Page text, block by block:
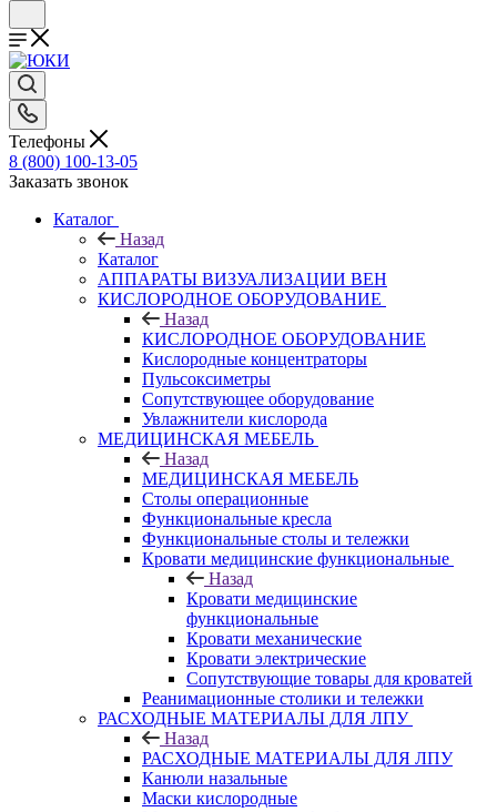
Телефоны
8 (800) 100-13-05
Заказать звонок
Каталог
Назад
Каталог
АППАРАТЫ ВИЗУАЛИЗАЦИИ ВЕН
КИСЛОРОДНОЕ ОБОРУДОВАНИЕ
Назад
КИСЛОРОДНОЕ ОБОРУДОВАНИЕ
Кислородные концентраторы
Пульсоксиметры
Сопутствующее оборудование
Увлажнители кислорода
МЕДИЦИНСКАЯ МЕБЕЛЬ
Назад
МЕДИЦИНСКАЯ МЕБЕЛЬ
Столы операционные
Функциональные кресла
Функциональные столы и тележки
Кровати медицинские функциональные
Назад
Кровати медицинские
функциональные
Кровати механические
Кровати электрические
Сопутствующие товары для кроватей
Реанимационные столики и тележки
РАСХОДНЫЕ МАТЕРИАЛЫ ДЛЯ ЛПУ
Назад
РАСХОДНЫЕ МАТЕРИАЛЫ ДЛЯ ЛПУ
Канюли назальные
Маски кислородные